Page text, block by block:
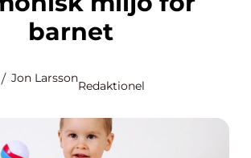
barnet
Jon Larsson
Redaktionel